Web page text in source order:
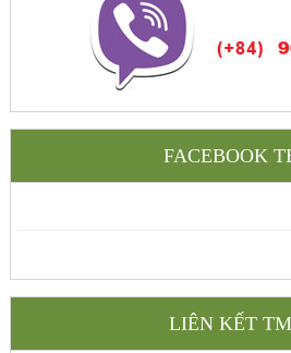
FACEBOOK
LIÊN KẾT